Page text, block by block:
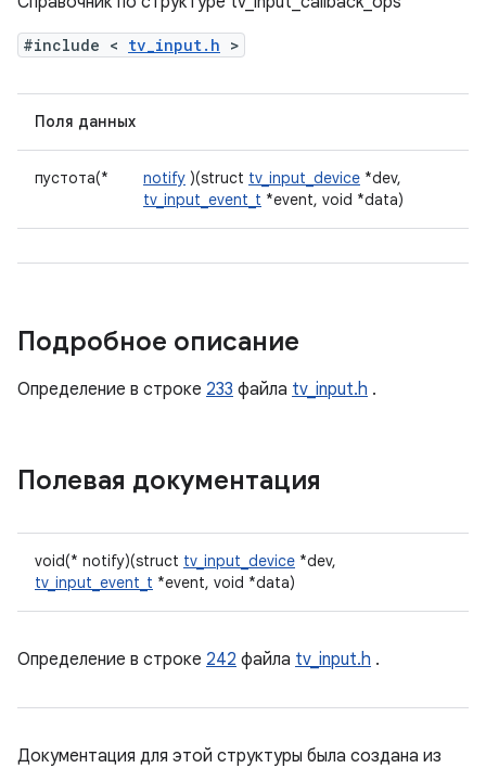
#include < tv_input.h >
Поля данных
пустота(* notify )(struct tv_input_device *dev,
tv_input_event_t *event, void *data)
Подробное описание
Определение в строке 233 файла tv_input.h .
Полевая документация
void(* notify)(struct tv_input_device *dev,
tv_input_event_t *event, void *data)
Определение в строке 242 файла tv_input.h .
Документация для этой структуры была создана из